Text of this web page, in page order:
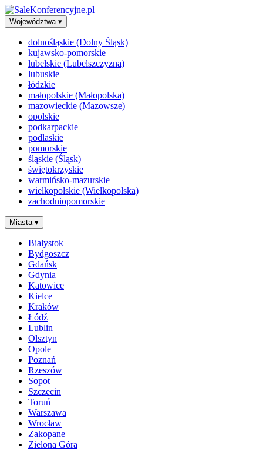
Województwa ▾
dolnośląskie (Dolny Śląsk)
kujawsko-pomorskie
lubelskie (Lubelszczyzna)
lubuskie
łódzkie
małopolskie (Małopolska)
mazowieckie (Mazowsze)
opolskie
podkarpackie
podlaskie
pomorskie
śląskie (Śląsk)
świętokrzyskie
warmińsko-mazurskie
wielkopolskie (Wielkopolska)
zachodniopomorskie
Miasta ▾
Białystok
Bydgoszcz
Gdańsk
Gdynia
Katowice
Kielce
Kraków
Łódź
Lublin
Olsztyn
Opole
Poznań
Rzeszów
Sopot
Szczecin
Toruń
Warszawa
Wrocław
Zakopane
Zielona Góra